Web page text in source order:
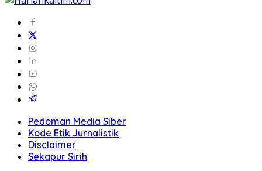
Pedoman Media Siber
Kode Etik Jurnalistik
Disclaimer
Sekapur Sirih